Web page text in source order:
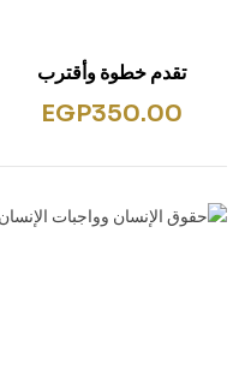
تقدم خطوة وأقترب
EGP350.00